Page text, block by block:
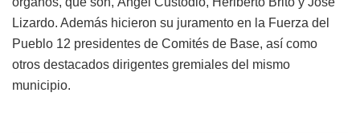
Lizardo. Además hicieron su juramento en la Fuerza del
Pueblo 12 presidentes de Comités de Base, así como
otros destacados dirigentes gremiales del mismo
municipio.